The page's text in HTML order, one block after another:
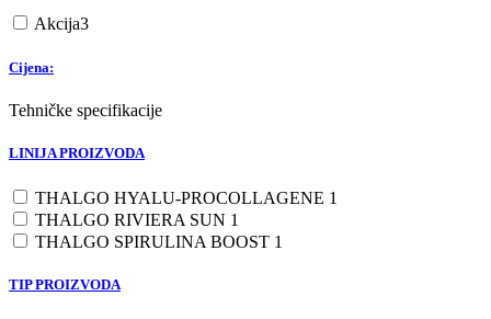
Akcija3
Cijena:
Tehničke specifikacije
LINIJA PROIZVODA
THALGO HYALU-PROCOLLAGENE 1
THALGO RIVIERA SUN 1
THALGO SPIRULINA BOOST 1
TIP PROIZVODA